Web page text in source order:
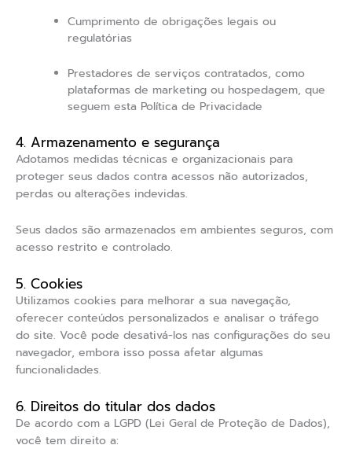
Cumprimento de obrigações legais ou
regulatórias
Prestadores de serviços contratados, como
plataformas de marketing ou hospedagem, que
seguem esta Política de Privacidade
4. Armazenamento e segurança
Adotamos medidas técnicas e organizacionais para
proteger seus dados contra acessos não autorizados,
perdas ou alterações indevidas.
Seus dados são armazenados em ambientes seguros, com
acesso restrito e controlado.
5. Cookies
Utilizamos cookies para melhorar a sua navegação,
oferecer conteúdos personalizados e analisar o tráfego
do site. Você pode desativá-los nas configurações do seu
navegador, embora isso possa afetar algumas
funcionalidades.
6. Direitos do titular dos dados
De acordo com a LGPD (Lei Geral de Proteção de Dados),
você tem direito a: